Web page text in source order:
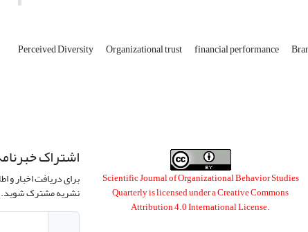
Perceived Diversity Organizational trust financial performance
Scientific Journal of Organizational Behavior Studies
Quarterly is licensed under aCreative Commons
Attribution 4.0 International License.
اشتراک
برای دریافت اخبار و
نشریه مشترک شوید.